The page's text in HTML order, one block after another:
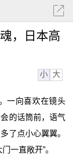
，日本高
小 大
一向喜欢在镜头
的话筒前，语气
了点小心翼翼。
一直敞开”。